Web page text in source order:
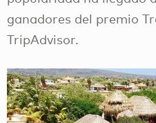
ganadores del premio
TripAdvisor.